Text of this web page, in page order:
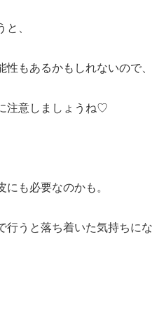
、
もあるかもしれないので、
注意しましょうね♡
も必要なのかも。
行うと落ち着いた気持ちにな